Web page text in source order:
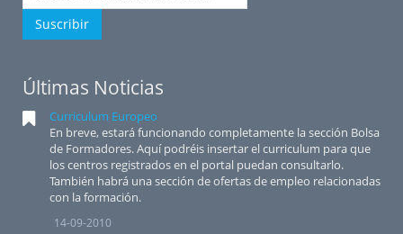
Suscribir
Últimas Noticias
Curriculum Europeo
En breve, estará funcionando completamente la sección Bolsa
de Formadores. Aquí podréis insertar el curriculum para que
los centros registrados en el portal puedan consultarlo.
También habrá una sección de ofertas de empleo relacionadas
con la formación.
14-09-2010